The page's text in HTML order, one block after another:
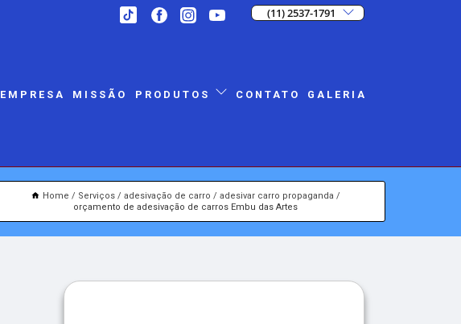
(11) 2537-1791
EMPRESA MISSÃO PRODUTOS CONTATO GALERIA
Home Serviços adesivação de carro
adesivar carro propaganda
orçamento de adesivação de carros Embu das Artes